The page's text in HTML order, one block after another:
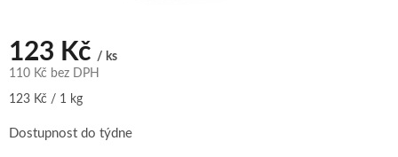
123 Kč / ks
110 Kč bez DPH
Měrná
123 Kč / 1 kg
Dostupnost do týdne